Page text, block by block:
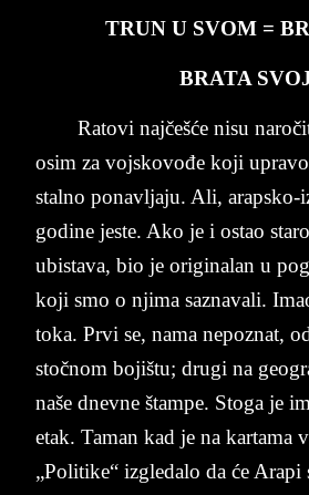
TRUN U SVOM =
BRA­TA
Ra­to­vi najčešće ni­su
osim za voj­sko­vođe koji
stal­no po­nav­lja­ju. Ali, arap­sko-
go­di­ne je­ste. Ako je i ostao
ubi­sta­va, bio je origi­na­lan u
koji smo o nji­ma sa­zna­va­li.
toka. Prvi se, nama ne­po­znat,
stočnom bojištu; dru­gi na
naše ­dnev­ne štam­pe. Stoga ­je
e­tak. Ta­man kad je na kar­ta­ma
„Po­li­ti­ke“ iz­gle­da­lo da će